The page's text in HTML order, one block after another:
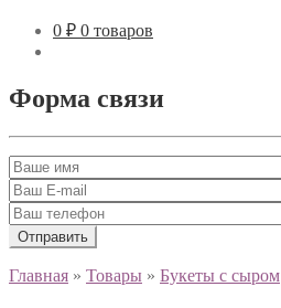
0 ₽ 0 товаров
Форма связи
Главная » Товары » Букеты с сыром